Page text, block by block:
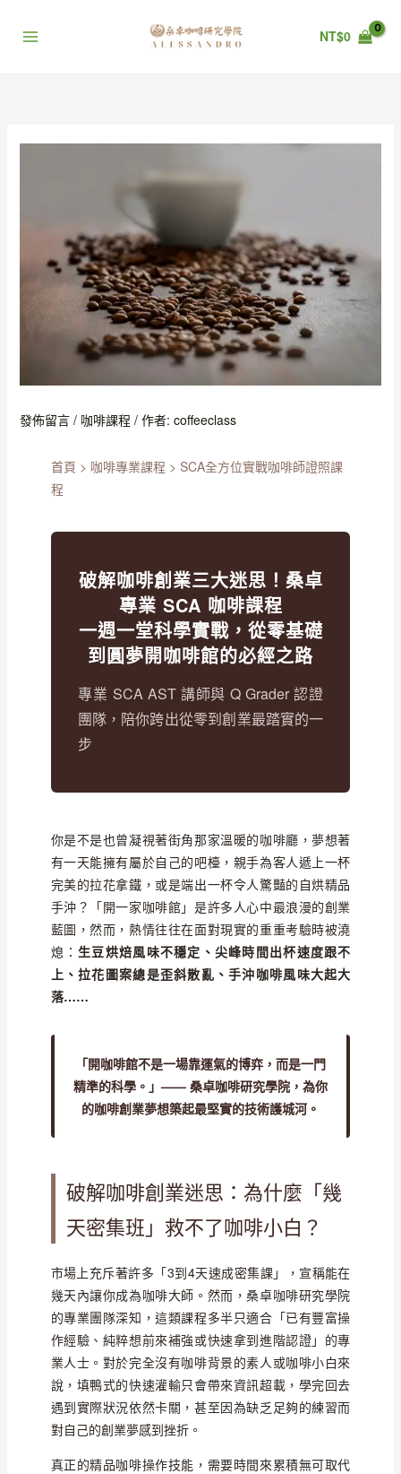
NT$0
發佈留言 / 咖啡課程 / 作者: coffeeclass
首頁 > 咖啡專業課程 > SCA全方位實戰咖啡師證照課
程
破解咖啡創業三大迷思！桑卓
專業 SCA 咖啡課程
一週一堂科學實戰，從零基礎
到圓夢開咖啡館的必經之路
專業 SCA AST 講師與 Q Grader 認證
團隊，陪你跨出從零到創業最踏實的一
步
你是不是也曾凝視著街角那家溫暖的咖啡廳，夢想著
有一天能擁有屬於自己的吧檯，親手為客人遞上一杯
完美的拉花拿鐵，或是端出一杯令人驚豔的自烘精品
手沖？「開一家咖啡館」是許多人心中最浪漫的創業
藍圖，然而，熱情往往在面對現實的重重考驗時被澆
熄：生豆烘焙風味不穩定、尖峰時間出杯速度跟不
上、拉花圖案總是歪斜散亂、手沖咖啡風味大起大
落……
「開咖啡館不是一場靠運氣的博弈，而是一門
精準的科學。」—— 桑卓咖啡研究學院，為你
的咖啡創業夢想築起最堅實的技術護城河。
破解咖啡創業迷思：為什麼「幾
天密集班」救不了咖啡小白？
市場上充斥著許多「3到4天速成密集課」，宣稱能在
幾天內讓你成為咖啡大師。然而，桑卓咖啡研究學院
的專業團隊深知，這類課程多半只適合「已有豐富操
作經驗、純粹想前來補強或快速拿到進階認證」的專
業人士。對於完全沒有咖啡背景的素人或咖啡小白來
說，填鴨式的快速灌輸只會帶來資訊超載，學完回去
遇到實際狀況依然卡關，甚至因為缺乏足夠的練習而
對自己的創業夢感到挫折。
真正的精品咖啡操作技能，需要時間來累積無可取代